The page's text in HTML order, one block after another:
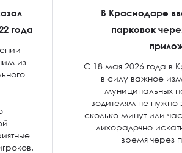
года
из
В Краснодаре
парковок
С 18 мая 2026 года в
в силу важное
муниципальных
водителям не нужно
сколько минут или
лихорадочно
время через